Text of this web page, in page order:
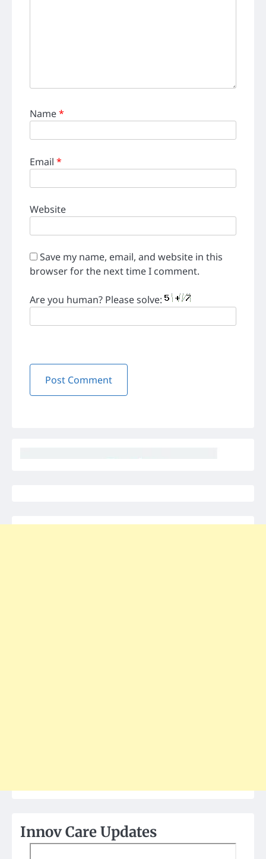
Name*
Email *
Website
Save my name, email, and website in this
browser for the next time I comment.
Are you human? Please solve:
Innov Care Updates